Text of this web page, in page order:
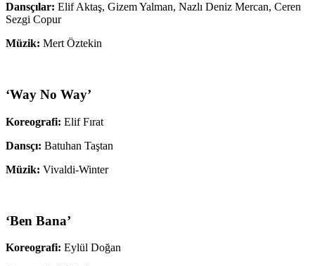
Dansçılar: Elif Aktaş, Gizem Yalman, Nazlı Deniz Mercan, Ceren
Sezgi Copur
Müzik: Mert Öztekin
‘Way No Way’
Koreografi: Elif Fırat
Dansçı: Batuhan Taştan
Müzik: Vivaldi-Winter
‘Ben Bana’
Koreografi: Eylül Doğan